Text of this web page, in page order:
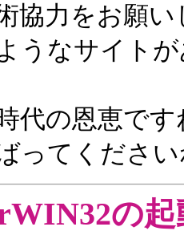
協力をお願い
うなサイト
代の恩恵です
ってくださ
の起